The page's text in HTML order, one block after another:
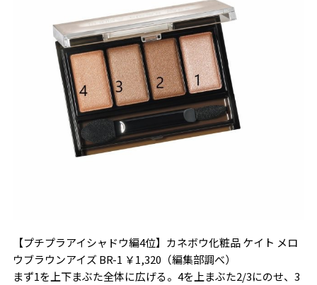
【プチプラアイシャドウ編4位】カネボウ化粧品 ケイト メロ
ウブラウンアイズ BR-1 ￥1,320（編集部調べ）
まず1を上下まぶた全体に広げる。4を上まぶた2/3にのせ、3